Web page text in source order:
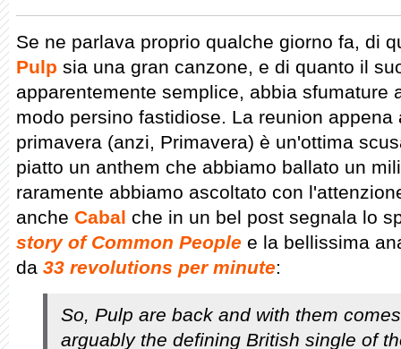
Se ne parlava proprio qualche giorno fa, di
Pulp sia una gran canzone, e di quanto il
apparentemente semplice, abbia sfumature
modo persino fastidiose. La reunion
primavera (anzi, Primavera) è un'ottima
piatto un anthem che abbiamo ballato un
raramente abbiamo ascoltato con
anche Cabal che in un bel post segnala lo
story of Common People e la bellissima
da 33 revolutions per minute:
So, Pulp are back and with them
arguably the defining British single of